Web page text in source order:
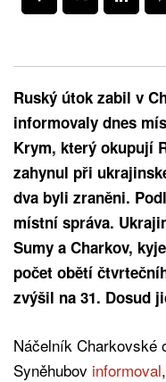
Ruský útok zabil v
informovaly dnes
Krym, který okupují
zahynul při
dva byli zraněni.
místní správa.
Sumy a Charkov,
počet obětí
zvýšil na 31. Dosud
Náčelník Charkovské
Syněhubov informoval